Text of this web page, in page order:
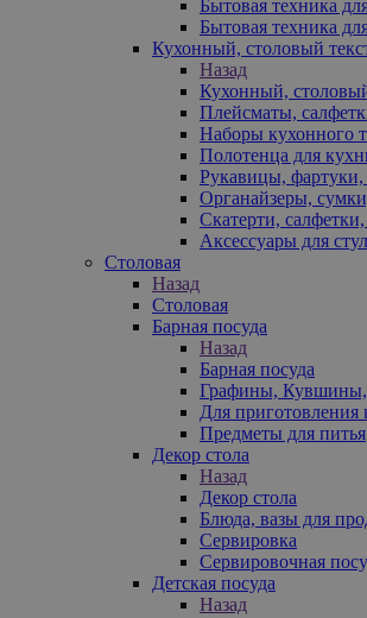
Бытовая техника
Бытовая техника
Кухонный, столовый
Назад
Кухонный,
Плейсматы,
Наборы кухонного
Полотенца для
Рукавицы, фартуки,
Органайзеры,
Скатерти,
Аксессуары для
Столовая
Назад
Столовая
Барная посуда
Назад
Барная посуда
Графины, Кувшины,
Для приготовления
Предметы для питья
Декор стола
Назад
Декор стола
Блюда, вазы для
Сервировка
Сервировочная
Детская посуда
Назад